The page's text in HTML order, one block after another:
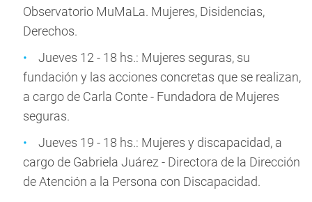
Observatorio MuMaLa. Mujeres, Disidencias,
Derechos.
Jueves 12 - 18 hs.: Mujeres seguras, su
fundación y las acciones concretas que se realizan,
a cargo de Carla Conte - Fundadora de Mujeres
seguras.
Jueves 19 - 18 hs.: Mujeres y discapacidad, a
cargo de Gabriela Juárez - Directora de la Dirección
de Atención a la Persona con Discapacidad.